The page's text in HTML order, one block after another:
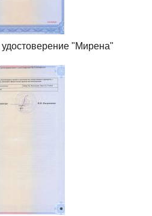
удостоверение "Мирена"